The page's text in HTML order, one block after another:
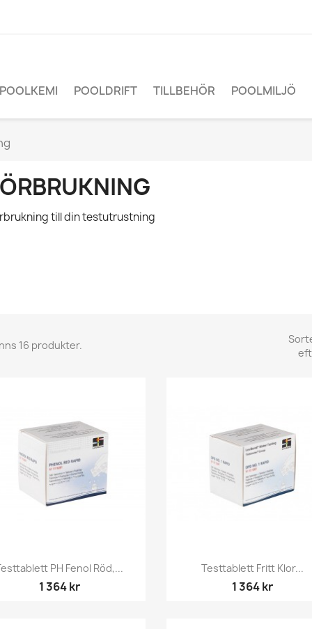
POOLKEMI POOLDRIFT TILLBEHÖR POOLMILJÖ
till din testutrustning
16 produkter.
Snabbvy
PH Fenol Röd,...
1 364 kr
Snabbvy
Testtablett Fritt Klor...
1 364 kr